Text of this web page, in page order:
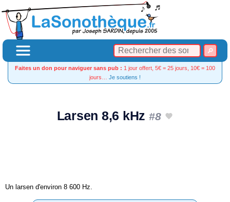
Faites un don pour naviguer sans pub : 1 jour offert, 5€ = 25 jours, 10€ = 100
jours… Je soutiens !
Larsen 8,6 kHz #8
Un larsen d'environ 8 600 Hz.